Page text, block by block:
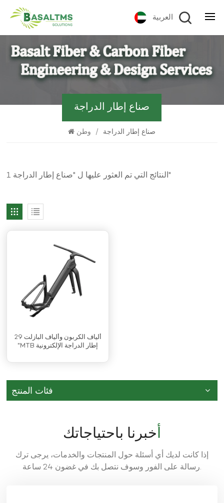
العربية
صناع إطار الدراجة
/ صناع إطار الدراجة
1 النتائج التي تم العثور عليها ل "صناع إطار الدراجة"
ألياف الكربون وألياف البازلت 29
"MTB إطار الدراجة الإلكترونية
فئات المنتج
أخبرنا باحتياجاتك
إذا كانت لديك أي أسئلة حول المنتجات والخدمات، يرجى ترك
رسالة على الفور وسوف نتصل بك في غضون 24 ساعة.